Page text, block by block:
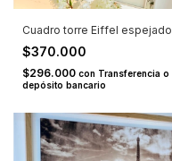
Cuadro torre Eiffel espejado
$370.000
$296.000 con Transferencia o
depósito bancario